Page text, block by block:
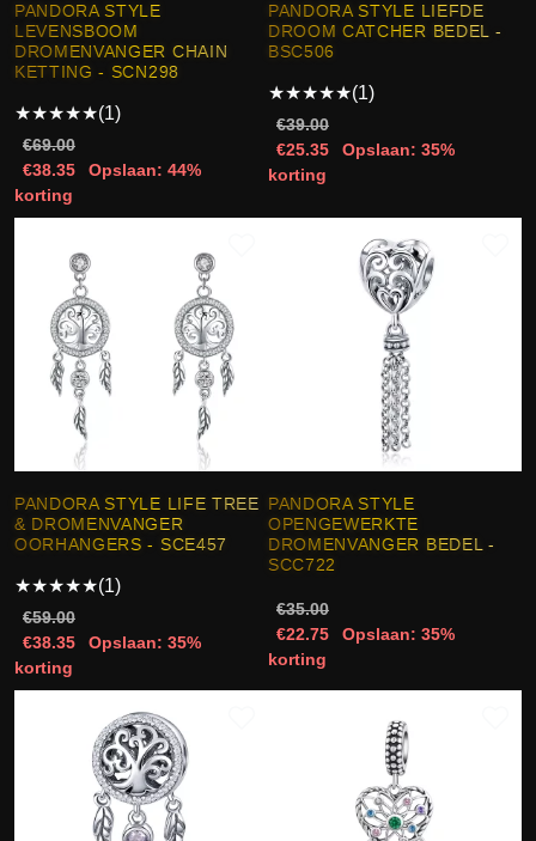
PANDORA STYLE
LEVENSBOOM
DROMENVANGER CHAIN
KETTING - SCN298
★★★★★(1)
€69.00
€38.35
Opslaan: 44%
korting
PANDORA STYLE LIEFDE
DROOM CATCHER BEDEL -
BSC506
★★★★★(1)
€39.00
€25.35
Opslaan: 35%
korting
PANDORA STYLE LIFE TREE
& DROMENVANGER
OORHANGERS - SCE457
★★★★★(1)
€59.00
€38.35
Opslaan: 35%
korting
PANDORA STYLE
OPENGEWERKTE
DROMENVANGER BEDEL -
SCC722
€35.00
€22.75
Opslaan: 35%
korting